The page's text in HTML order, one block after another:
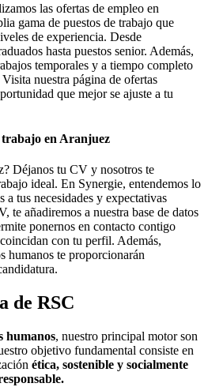
las ofertas de empleo en
gama de puestos de trabajo que
de experiencia. Desde
hasta puestos senior. Además,
temporales y a tiempo completo
nuestra página de ofertas
que mejor se ajuste a tu
en Aranjuez
Déjanos tu CV y nosotros te
ideal. En Synergie, entendemos lo
a tus necesidades y expectativas
te añadiremos a nuestra base de datos
ponernos en contacto contigo
con tu perfil. Además,
humanos te proporcionarán
de RSC
humanos, nuestro principal motor son
objetivo fundamental consiste en
ética, sostenible y socialmente